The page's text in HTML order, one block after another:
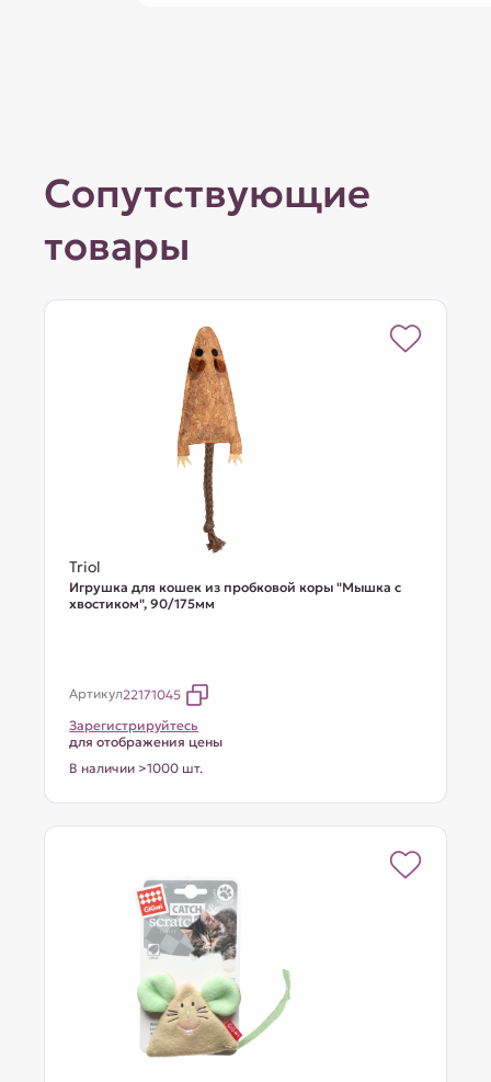
Сопутствующие
товары
Triol
Игрушка для кошек из пробковой коры "Мышка с
хвостиком", 90/175мм
Артикул22171045
Зарегистрируйтесь
для отображения цены
В наличии >1000 шт.